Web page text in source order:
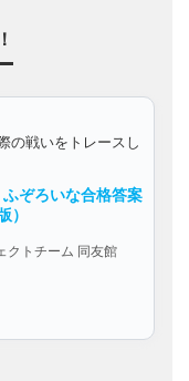
の戦いをトレースし
ぞろいな合格答案
）
クトチーム 同友館